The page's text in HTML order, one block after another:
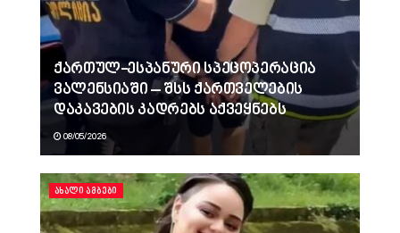
ქართულ-ესპანური სპეცოპერაცია
ვალენსიაში – შსს ქართველების
დაკავების კადრებს აქვეყნებს
08/05/2026
ᲐᲮᲐᲚᲘ ᲐᲛᲑᲔᲑᲘ